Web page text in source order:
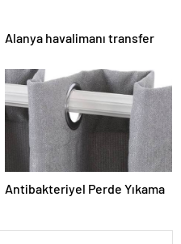
Alanya havalimanı transfer
Antibakteriyel Perde Yıkama